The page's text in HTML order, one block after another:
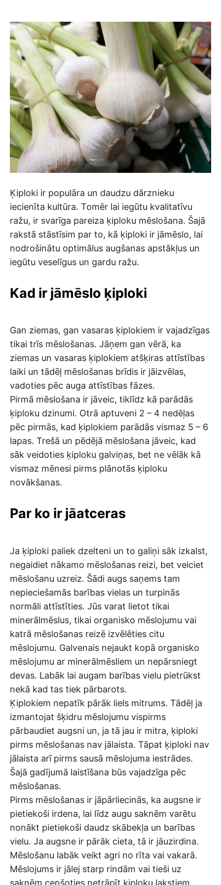
Ķiploki ir populāra un daudzu dārznieku
iecienīta kultūra. Tomēr lai iegūtu kvalitatīvu
ražu, ir svarīga pareiza ķiploku mēslošana. Šajā
rakstā stāstīsim par to, kā ķiploki ir jāmēslo, lai
nodrošinātu optimālus augšanas apstākļus un
iegūtu veselīgus un gardu ražu.
Kad ir jāmēslo ķiploki
Gan ziemas, gan vasaras ķiplokiem ir vajadzīgas
tikai trīs mēslošanas. Jāņem gan vērā, ka
ziemas un vasaras ķiplokiem atšķiras attīstības
laiki un tādēļ mēslošanas brīdis ir jāizvēlas,
vadoties pēc auga attīstības fāzes.
Pirmā mēslošana ir jāveic, tiklīdz kā parādās
ķiploku dzinumi. Otrā aptuveni 2 – 4 nedēļas
pēc pirmās, kad ķiplokiem parādās vismaz 5 – 6
lapas. Trešā un pēdējā mēslošana jāveic, kad
sāk veidoties ķiploku galviņas, bet ne vēlāk kā
vismaz mēnesi pirms plānotās ķiploku
novākšanas.
Par ko ir jāatceras
Ja ķiploki paliek dzelteni un to galiņi sāk izkalst,
negaidiet nākamo mēslošanas reizi, bet veiciet
mēslošanu uzreiz. Šādi augs saņems tam
nepieciešamās barības vielas un turpinās
normāli attīstīties. Jūs varat lietot tikai
minerālmēslus, tikai organisko mēslojumu vai
katrā mēslošanas reizē izvēlēties citu
mēslojumu. Galvenais nejaukt kopā organisko
mēslojumu ar minerālmēsliem un nepārsniegt
devas. Labāk lai augam barības vielu pietrūkst
nekā kad tas tiek pārbarots.
Ķiplokiem nepatīk pārāk liels mitrums. Tādēļ ja
izmantojat šķidru mēslojumu vispirms
pārbaudiet augsni un, ja tā jau ir mitra, ķiploki
pirms mēslošanas nav jālaista. Tāpat ķiploki nav
jālaista arī pirms sausā mēslojuma iestrādes.
Šajā gadījumā laistīšana būs vajadzīga pēc
mēslošanas.
Pirms mēslošanas ir jāpārliecinās, ka augsne ir
pietiekoši irdena, lai līdz augu saknēm varētu
nonākt pietiekoši daudz skābekļa un barības
vielu. Ja augsne ir pārāk cieta, tā ir jāuzirdina.
Mēslošanu labāk veikt agri no rīta vai vakarā.
Mēslojums ir jālej starp rindām vai tieši uz
saknēm cenšoties netrāpīt ķiploku lakstiem.